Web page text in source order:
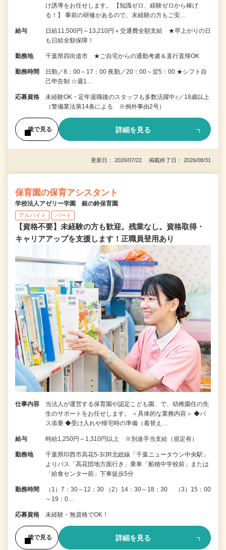
け誘導をお任せします。 【知識ゼロ、経験ゼロから稼げ
る！】 事前の研修があるので、未経験の方もご安…
給与
日給11,500円～13,210円＋交通費全額支給 ★早上がりの日
も日給全額保障！
勤務地 千葉県四街道市 ★ご自宅からの通勤考慮＆直行直帰OK
勤務時間
日勤／8：00～17：00 夜勤／20：00～翌5：00 ★シフト自
己申告制 ☆週1…
応募資格
未経験OK・定年退職後のスタッフも多数活躍中♪／18歳以上
（警備業法第14条による ※例外事由2号）
後で見る 詳細を見る
更新日： 2026/07/22 掲載終了日： 2026/08/31
保育園の保育アシスタント
学校法人アゼリー学園 銀の鈴保育園
アルバイト パート
【資格不要】未経験の方も歓迎。残業なし。資格取得・
キャリアアップを支援します！正職員登用あり
仕事内容
当法人が運営する保育園や認定こども園、で、幼稚園任の先
生のサポートをお任せします。 ＜具体的な業務内容＞ ◆バ
ス添乗 ◆受け入れや帰宅時の準備（着替え…
給与 時給1,250円～1,310円以上 ※別途手当支給（規定有）
勤務地
千葉県印西市高花5-3/JR北総線「千葉ニュータウン中央駅」
よりバス「高花団地方面行き」乗車「船穂中学校前」または
「給食センター前」下車徒歩5分
勤務時間
（1）7：30～12：30 （2）14：30～18：30 （3）15：00
～19：0…
応募資格 未経験・無資格でOK！
後で見る 詳細を見る